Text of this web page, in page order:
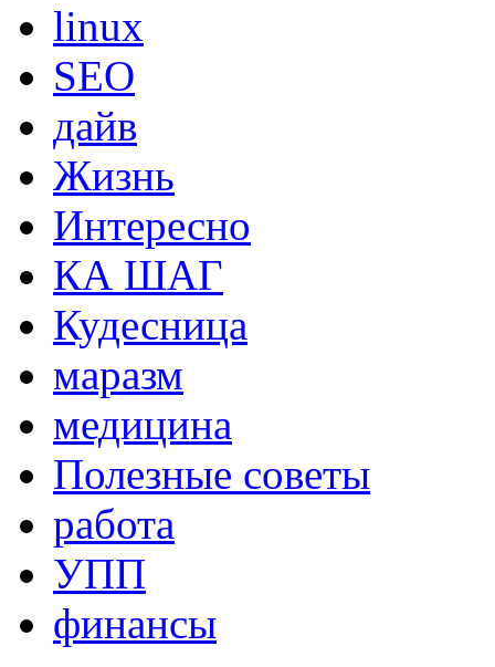
linux
SEO
дайв
Жизнь
Интересно
КА ШАГ
Кудесница
маразм
медицина
Полезные советы
работа
УПП
финансы